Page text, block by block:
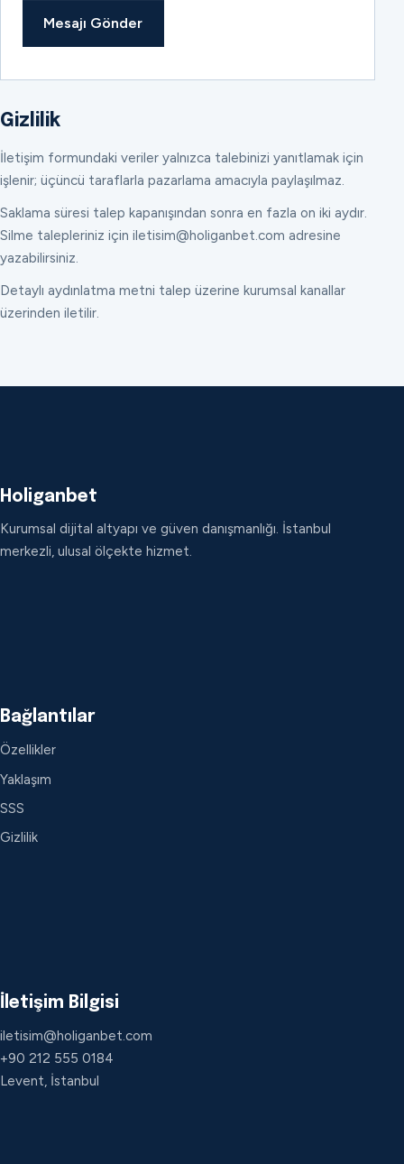
Mesajı Gönder
Gizlilik
İletişim formundaki veriler yalnızca talebinizi yanıtlamak için
işlenir; üçüncü taraflarla pazarlama amacıyla paylaşılmaz.
Saklama süresi talep kapanışından sonra en fazla on iki aydır.
Silme talepleriniz için iletisim@holiganbet.com adresine
yazabilirsiniz.
Detaylı aydınlatma metni talep üzerine kurumsal kanallar
üzerinden iletilir.
Holiganbet
Kurumsal dijital altyapı ve güven danışmanlığı. İstanbul
merkezli, ulusal ölçekte hizmet.
Bağlantılar
Özellikler
Yaklaşım
SSS
Gizlilik
İletişim Bilgisi
iletisim@holiganbet.com
+90 212 555 0184
Levent, İstanbul